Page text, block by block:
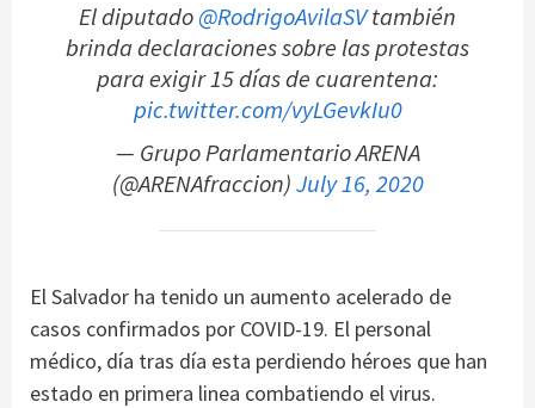
El diputado@RodrigoAvilaSVtambién
brinda declaraciones sobre las protestas
para exigir 15 días de cuarentena:
pic.twitter.com/vyLGevkIu0
— Grupo Parlamentario ARENA
(@ARENAfraccion)July 16, 2020
El Salvador ha tenido un aumento acelerado de
casos confirmados por COVID-19. El personal
médico, día tras día esta perdiendo héroes que han
estado en primera linea combatiendo el virus.